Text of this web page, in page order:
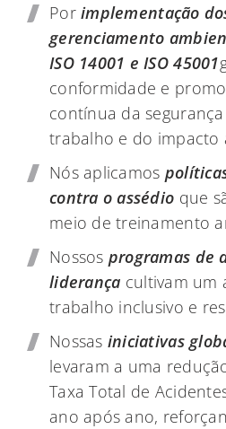
Porimplementação
gerenciamento
ISO 14001 e ISO 45001
conformidade e
contínua da
trabalho e do impacto
Nós aplicamos
contra o assédio que
meio de treinamento
Nossos programas de
liderança cultivam um
trabalho inclusivo e
Nossas iniciativas
levaram a uma
Taxa Total de
ano após ano,